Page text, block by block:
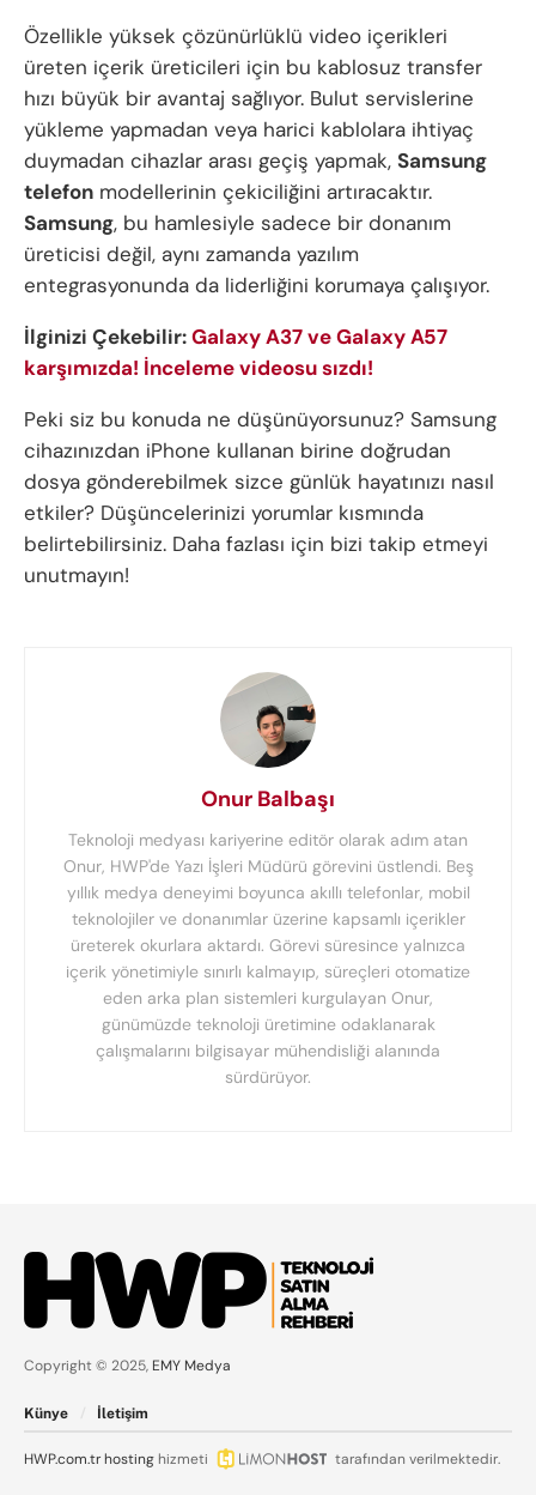
Özellikle yüksek çözünürlüklü video içerikleri
üreten içerik üreticileri için bu kablosuz transfer
hızı büyük bir avantaj sağlıyor. Bulut servislerine
yükleme yapmadan veya harici kablolara ihtiyaç
duymadan cihazlar arası geçiş yapmak, Samsung
telefon modellerinin çekiciliğini artıracaktır.
Samsung, bu hamlesiyle sadece bir donanım
üreticisi değil, aynı zamanda yazılım
entegrasyonunda da liderliğini korumaya çalışıyor.
İlginizi Çekebilir:Galaxy A37 ve Galaxy A57
karşımızda! İnceleme videosu sızdı!
Peki siz bu konuda ne düşünüyorsunuz? Samsung
cihazınızdan iPhone kullanan birine doğrudan
dosya gönderebilmek sizce günlük hayatınızı nasıl
etkiler? Düşüncelerinizi yorumlar kısmında
belirtebilirsiniz. Daha fazlası için bizi takip etmeyi
unutmayın!
Onur Balbaşı
Teknoloji medyası kariyerine editör olarak adım atan
Onur, HWP'de Yazı İşleri Müdürü görevini üstlendi. Beş
yıllık medya deneyimi boyunca akıllı telefonlar, mobil
teknolojiler ve donanımlar üzerine kapsamlı içerikler
üreterek okurlara aktardı. Görevi süresince yalnızca
içerik yönetimiyle sınırlı kalmayıp, süreçleri otomatize
eden arka plan sistemleri kurgulayan Onur,
günümüzde teknoloji üretimine odaklanarak
çalışmalarını bilgisayar mühendisliği alanında
sürdürüyor.
Copyright © 2025, EMY Medya
Künye İletişim
HWP.com.trhosting hizmeti tarafından verilmektedir.